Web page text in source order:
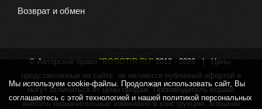
Возврат и обмен
© Авторское право "BOGOTIR.RU" 2012 - 2026 | Цены,
представленные на сайте, не являются публичной офертой и
могут отличаться от цены продаж. Производитель вправе
вносить незначительные изменения в конструкцию, внешний
Мы используем cookie-файлы. Продолжая использовать сайт, Вы
соглашаетесь с этой технологией и нашей политикой персональных